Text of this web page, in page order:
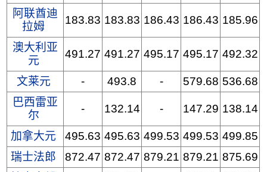
阿联酋迪
拉姆
183.83 183.83 186.43 186.43 185.96
澳大利亚
元
491.27 491.27 495.17 495.17 492.32
文莱元 - 493.8 - 579.68 536.68
巴西雷亚
尔
- 132.14 - 147.29 138.14
加拿大元 495.63 495.63 499.53 499.53 499.85
瑞士法郎
872.47 872.47 879.21 879.21 875.69